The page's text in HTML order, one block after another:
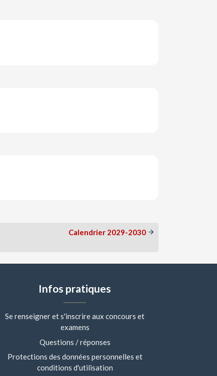
Calendrier 2029-2030
Infos pratiques
Se renseigner et s'inscrire aux concours et
examens
Questions / réponses
Protections des données personnelles et
conditions d'utilisation